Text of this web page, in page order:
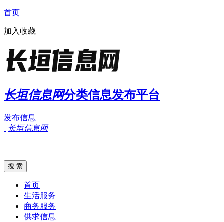
首页
加入收藏
长垣信息网分类信息发布平台
发布信息
长垣信息网
首页
生活服务
商务服务
供求信息